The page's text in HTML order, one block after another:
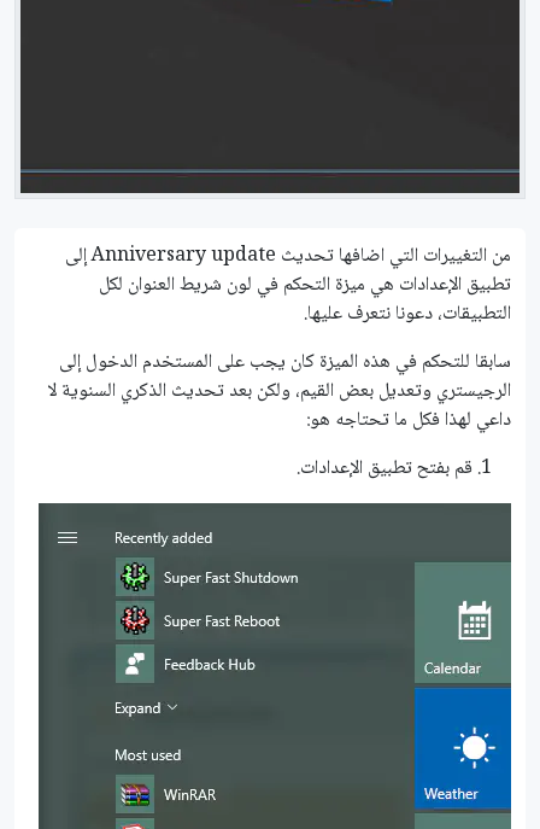
من التغييرات التي اضافها تحديث Anniversary update إلى
تطبيق الإعدادات هي ميزة التحكم في لون شريط العنوان لكل
التطبيقات، دعونا نتعرف عليها.
سابقا للتحكم في هذه الميزة كان يجب على المستخدم الدخول إلى
الرجيستري وتعديل بعض القيم، ولكن بعد تحديث الذكري السنوية لا
داعي لهذا فكل ما تحتاجه هو:
قم بفتح تطبيق الإعدادات.